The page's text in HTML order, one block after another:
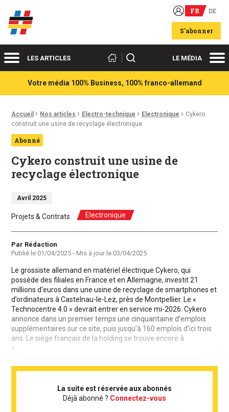
Acteurs du franco-allemand FR DE
S'abonner
MenuLES ARTICLES Rechercher LE MÉDIA
Votre média 100% Business, 100% franco-allemand
Fil d'Ariane :
Accueil › Nos articles › Electro-technique › Electronique › Cykero
construit une usine de recyclage électronique
Abonné
Cykero construit une usine de
recyclage électronique
Avril 2025
Projets & Contrats Electronique
Auteur
Par Rédaction
Publié le 01/04/2025 - Mis à jour le 03/04/2025
Le grossiste allemand en matériel électrique Cykero, qui
possède des filiales en France et en Allemagne, investit 21
millions d’euros dans une usine de recyclage de smartphones et
d’ordinateurs à Castelnau-le-Lez, près de Montpellier. Le «
Technocentre 4.0 » devrait entrer en service mi-2026. Cykero
annonce dans un premier temps une cinquantaine d’emplois
supplémentaires sur ce site, puis jusqu’à 160 emplois d’ici trois
ans. Le siège français de la holding se trouve encore à
> ...
La suite est réservée aux abonnés
Déjà abonné ? Connectez-vous